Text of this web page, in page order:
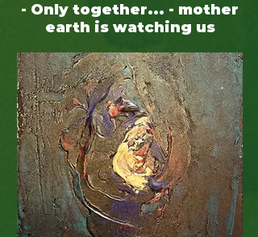
- Only together... - mother
earth is watching us